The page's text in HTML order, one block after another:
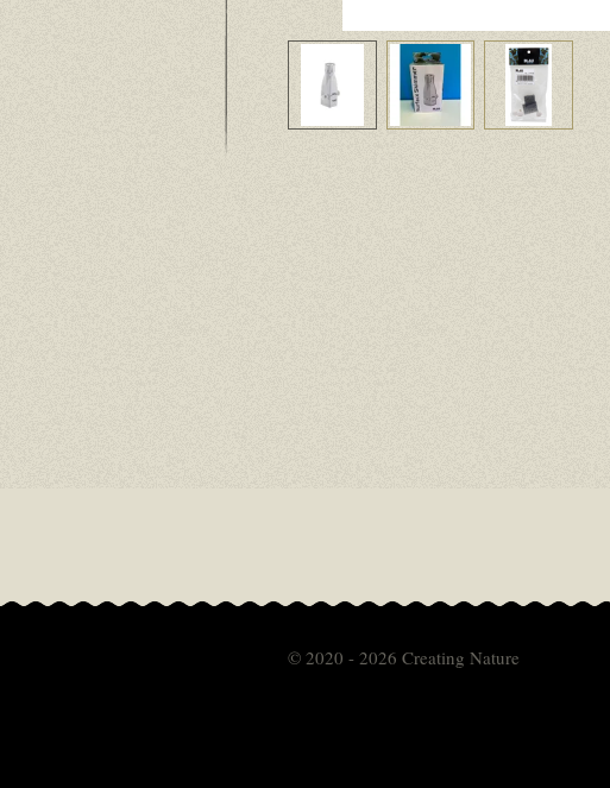
© 2020 - 2026 Creating Nature